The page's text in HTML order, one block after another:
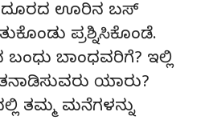
ದೂರದ ಊರಿನ ಬಸ್
ಪ್ರಶ್ನಿಸಿಕೊಂಡೆ.
ಬಾಂಧವರಿಗೆ? ಇಲ್ಲಿ
ಯಾರು?
ತಮ್ಮ ಮನೆಗಳನ್ನು